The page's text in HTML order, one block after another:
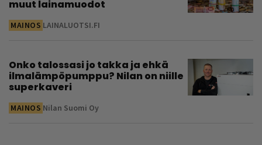
muut lainamuodot
MAINOS LAINALUOTSI.FI
Onko talossasi jo takka ja ehkä
ilmalämpöpumppu? Nilan on niille
superkaveri
MAINOS Nilan Suomi Oy